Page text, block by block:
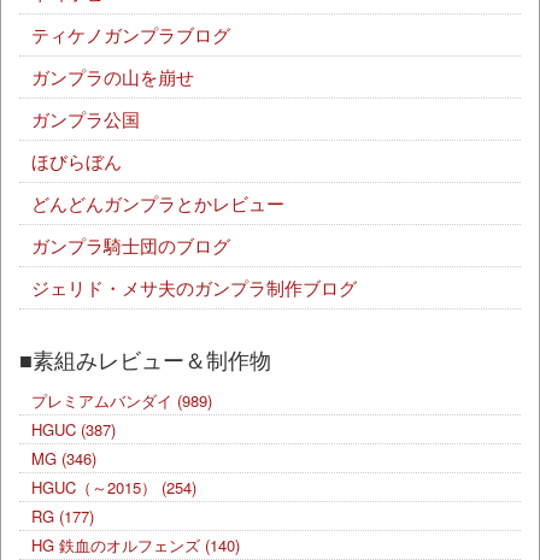
ティケノガンプラブログ
ガンプラの山を崩せ
ガンプラ公国
ほびらぼん
どんどんガンプラとかレビュー
ガンプラ騎士団のブログ
ジェリド・メサ夫のガンプラ制作ブログ
■素組みレビュー＆制作物
プレミアムバンダイ (989)
HGUC (387)
MG (346)
HGUC（～2015）
(254)
RG (177)
HG 鉄血のオルフェンズ (140)